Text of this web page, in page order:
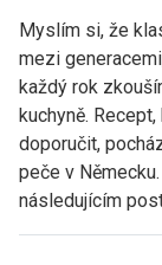
Myslím si, že
mezi
každý rok
kuchyně.
doporučit,
peče v
následujícím